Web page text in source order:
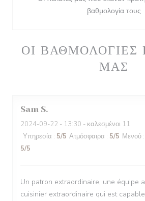
ΟΙ ΒΑΘΜΟΛΟΓΊΕΣ
ΜΑΣ
Sam S
2024-09-22 - 13:30 - καλεσμένοι 11
Υπηρεσία : 5/5 Ατμόσφαιρα : 5/5 Μενού :
5/5
Un patron extraordinaire, une équipe
cuisinier extraordinaire qui est
βαθμολογία τους